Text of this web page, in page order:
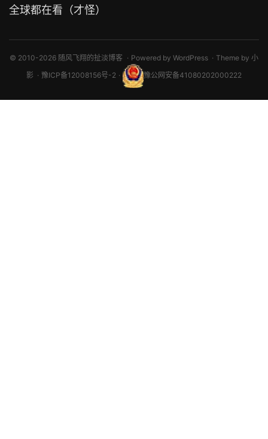
全球都在看（才怪）
© 2010-2026 随风飞翔的扯淡博客 Powered by WordPress Theme by 小
影
豫ICP备12008156号-2 豫公网安备41080202000222